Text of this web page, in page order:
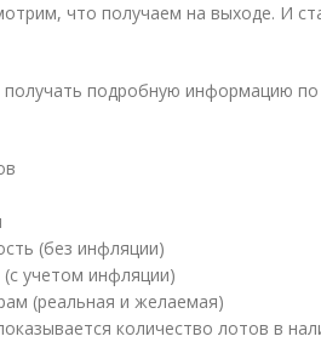
что получаем на выходе. И
получать подробную информацию
(без инфляции)
учетом инфляции)
(реальная и желаемая)
количество лотов в